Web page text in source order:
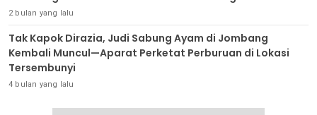
2 bulan yang lalu
Tak Kapok Dirazia, Judi Sabung Ayam di Jombang
Kembali Muncul—Aparat Perketat Perburuan di Lokasi
Tersembunyi
4 bulan yang lalu